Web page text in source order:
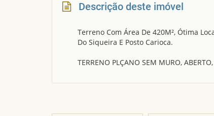
Descrição deste imóvel
Terreno Com Área De 420M², Ótima
Do Siqueira E Posto Carioca.
TERRENO PLÇANO SEM MURO,